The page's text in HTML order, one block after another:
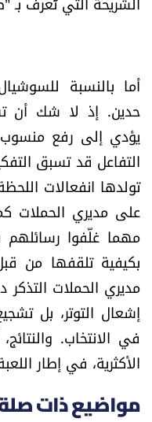
أما بالنسبة
حدين. إذ لا شك أن
يؤدي إلى رفع
التفاعل قد تسبق
تولدها انفعالات
على مديري الحملات
مهما غلّفوا رسائلهم
بكيفية تلقفها من
مديري الحملات
إشعال التوتر، بل
في الانتخاب.
الأكثرية، في إطار
مواضيع ذات